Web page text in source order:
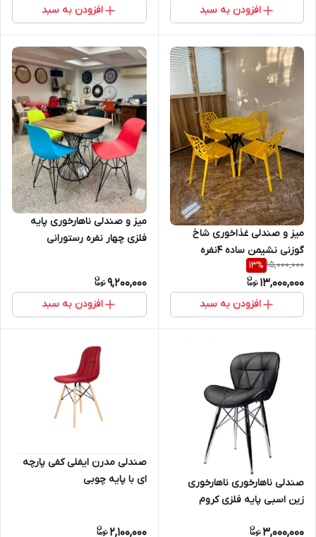
افزودن به سبد افزودن به سبد
میز و صندلی غذاخوری شاخ
گوزنی نشیمن ساده 4نفره
15,000,000
13%
13,000,000
افزودن به سبد
میز و صندلی ناهارخوری پایه
فلزی چهار نفره رستورانی
9,200,000
افزودن به سبد
صندلی ناهارخوری ناهارخوری
زین اسبی پایه فلزی کروم
3,000,000
صندلی مدرن ایفلی کفی پارچه
ای با پایه چوبی
2,100,000